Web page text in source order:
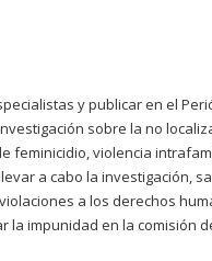
y publicar en el
sobre la no
feminicidio, violencia
a cabo la investigación,
a los derechos
la impunidad en la comisión